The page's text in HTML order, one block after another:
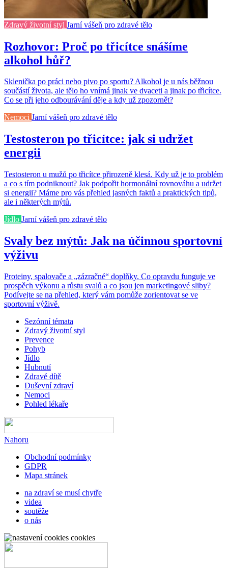
Zdravý životní styl Jarní vášeň pro zdravé tělo
Rozhovor: Proč po třicítce snášíme
alkohol hůř?
Sklenička po práci nebo pivo po sportu? Alkohol je u nás běžnou
součástí života, ale tělo ho vnímá jinak ve dvaceti a jinak po třicítce.
Co se při jeho odbourávání děje a kdy už zpozornět?
Nemoci Jarní vášeň pro zdravé tělo
Testosteron po třicítce: jak si udržet
energii
Testosteron u mužů po třicítce přirozeně klesá. Kdy už je to problém
a co s tím podniknout? Jak podpořit hormonální rovnováhu a udržet
si energii? Máme pro vás přehled jasných faktů a praktických tipů,
ale i některých mýtů.
Jídlo Jarní vášeň pro zdravé tělo
Svaly bez mýtů: Jak na účinnou sportovní
výživu
Proteiny, spalovače a „zázračné“ doplňky. Co opravdu funguje ve
prospěch výkonu a růstu svalů a co jsou jen marketingové sliby?
Podívejte se na přehled, který vám pomůže zorientovat se ve
sportovní výživě.
Sezónní témata
Zdravý životní styl
Prevence
Pohyb
Jídlo
Hubnutí
Zdravé dítě
Duševní zdraví
Nemoci
Pohled lékaře
Nahoru
Obchodní podmínky
GDPR
Mapa stránek
na zdraví se musí chytře
videa
soutěže
o nás
cookies